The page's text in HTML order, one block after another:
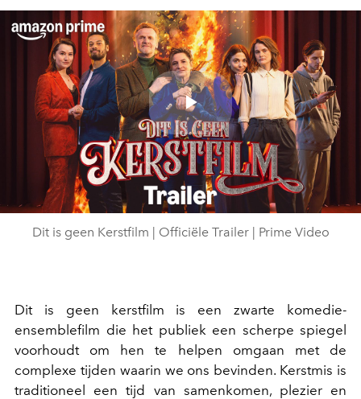
Play
Video
Dit is geen Kerstfilm | Officiële Trailer | Prime Video
Dit is geen kerstfilm is een zwarte komedie-
ensemblefilm die het publiek een scherpe spiegel
voorhoudt om hen te helpen omgaan met de
complexe tijden waarin we ons bevinden. Kerstmis is
traditioneel een tijd van samenkomen, plezier en